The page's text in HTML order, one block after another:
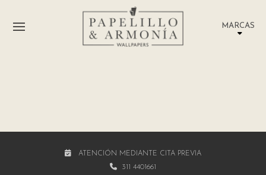
MARCAS
ATENCIÓN MEDIANTE CITA PREVIA
311 4401661